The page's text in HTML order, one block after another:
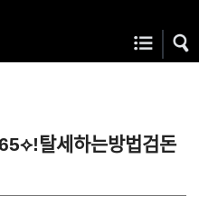
탈세하는방법검돈